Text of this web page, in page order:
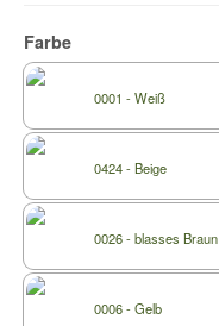
Farbe
0001 - Weiß
0424 - Beige
0026 - blasses Braun
0006 - Gelb